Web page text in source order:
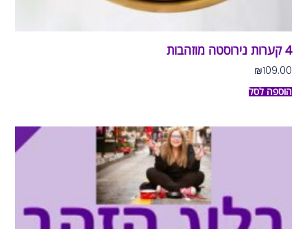
4 קערות נירוסטה מוזהבות
₪109.00
הוספה לסל